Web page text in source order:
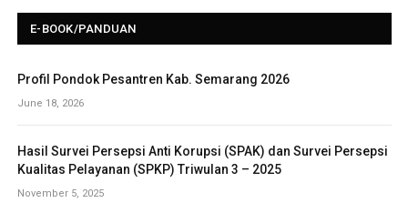
E-BOOK/PANDUAN
Profil Pondok Pesantren Kab. Semarang 2026
June 18, 2026
Hasil Survei Persepsi Anti Korupsi (SPAK) dan Survei Persepsi
Kualitas Pelayanan (SPKP) Triwulan 3 – 2025
November 5, 2025